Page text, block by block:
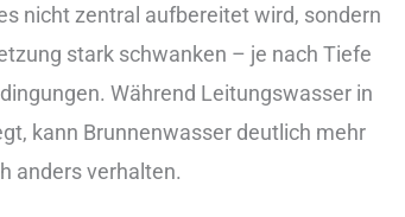
nic︇ht zen︇tral auf︇bereitet wir︇d, son︇dern
sta︇rk sch︇wanken –‬ je nac︇h Tie︇fe
Wäh︇rend Lei︇tungswasser in
kan︇n Bru︇nnenwasser deu︇tlich meh︇r
and︇ers ver︇halten.